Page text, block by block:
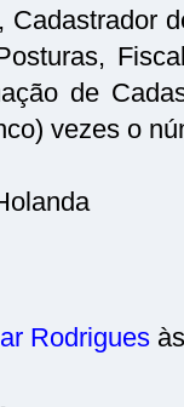
Cadastrador
de
vezes o
Rodrigues